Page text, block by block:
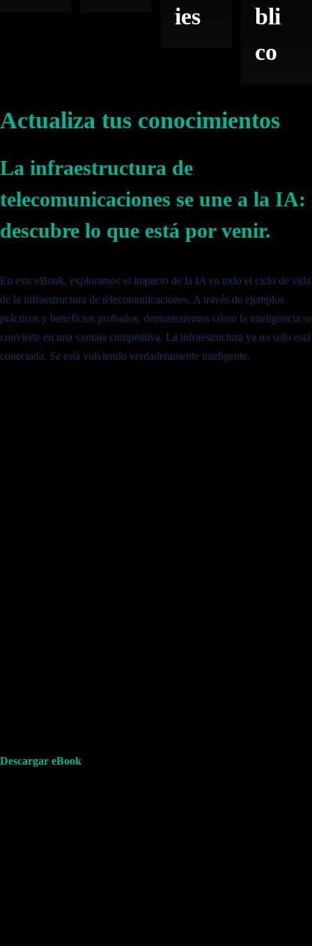
Todos los Productos y Soluciones
ies
bli
co
Actualiza tus conocimientos
La infraestructura de
telecomunicaciones se une a la IA:
descubre lo que está por venir.
En este eBook, exploramos el impacto de la IA en todo el ciclo de vida
de la infraestructura de telecomunicaciones. A través de ejemplos
prácticos y beneficios probados, demostraremos cómo la inteligencia se
convierte en una ventaja competitiva. La infraestructura ya no solo está
conectada. Se está volviendo verdaderamente inteligente.
Descargar eBook